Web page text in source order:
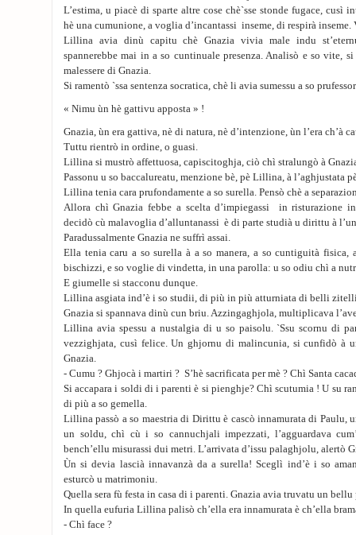
L’estima, u piacè di sparte altre cose chè`sse stonde fugace, cusì
hè una cumunione, a voglia d’incantassi inseme, di respirà inseme.
Lillina avia dinù capitu chè Gnazia vivia male indu
spannerebbe mai in a so cuntinuale presenza. Analisò e so vite,
malessere di Gnazia.
Si ramentò `ssa sentenza socratica, chè li avia sumessu a so
« Nimu ùn hè gattivu apposta » !
Gnazia, ùn era gattiva, nè di natura, nè d’intenzione, ùn l’era ch’à
Tuttu rientrò in ordine, o guasi.
Lillina si mustrò affettuosa, capiscitoghja, ciò chì stralungò à
Passonu u so baccalureatu, menzione bè, pè Lillina, à l’aghjustata
Lillina tenia cara prufondamente a so surella. Pensò chè a
Allora chì Gnazia febbe a scelta d’impiegassi in risturazione
decidò cù malavoglia d’alluntanassi è di parte studià u dirittu à
Paradussalmente Gnazia ne suffrì assai.
Ella tenia caru a so surella à a so manera, a so cuntiguità fisica,
bischizzi, e so voglie di vindetta, in una parolla: u so odiu chì a
E giumelle si stacconu dunque.
Lillina asgiata ind’è i so studii, di più in più atturniata di belli
Gnazia si spannava dinù cun briu. Azzingaghjola, multiplicava
Lillina avia spessu a nustalgia di u so paisolu. `Ssu scornu di
vezzighjata, cusì felice. Un ghjornu di malincunia, si cunfidò à
Gnazia.
- Cumu ? Ghjocà i martiri ? S’hè sacrificata per mè ? Chì Santa
Si accapara i soldi di i parenti è si pienghje? Chì scutumia ! U su
di più a so gemella.
Lillina passò a so maestria di Dirittu è cascò innamurata di Paulu,
un soldu, chì cù i so cannuchjali impezzati, l’agguardava
bench’ellu misurassi dui metri. L’arrivata d’issu palaghjolu, alertò
Ùn si devia lascià innavanzà da a surella! Sceglì ind’è i so
esturcò u matrimoniu.
Quella sera fù festa in casa di i parenti. Gnazia avia truvatu un
In quella eufuria Lillina palisò ch’ella era innamurata è ch’ella
- Chì face ?